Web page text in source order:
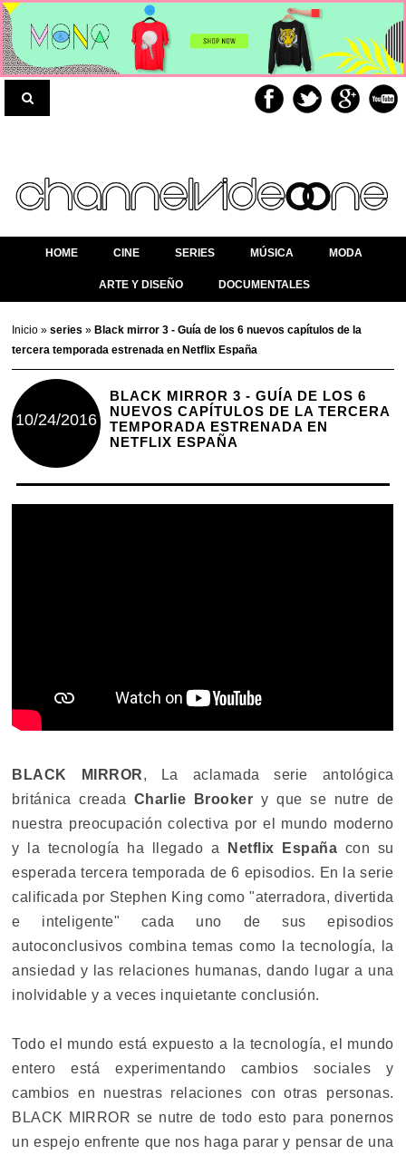
HOME CINE SERIES MÚSICA MODA
ARTE Y DISEÑO DOCUMENTALES
Inicio»series» Black mirror 3 - Guía de los 6 nuevos capítulos de la
tercera temporada estrenada en Netflix España
10/24/2016
BLACK MIRROR 3 - GUÍA DE LOS 6
NUEVOS CAPÍTULOS DE LA TERCERA
TEMPORADA ESTRENADA EN
NETFLIX ESPAÑA
BLACK MIRROR, La aclamada serie antológica
británica creada Charlie Brooker y que se nutre de
nuestra preocupación colectiva por el mundo moderno
y la tecnología ha llegado a
Netflix España con su
esperada tercera temporada de 6 episodios. En la serie
calificada por Stephen King como "aterradora, divertida
e inteligente" cada uno de sus episodios
autoconclusivos combina temas como la tecnología, la
ansiedad y las relaciones humanas, dando lugar a una
inolvidable y a veces inquietante conclusión.
Todo el mundo está expuesto a la tecnología, el mundo
entero está experimentando cambios sociales y
cambios en nuestras relaciones con otras personas.
BLACK MIRROR se nutre de todo esto para ponernos
un espejo enfrente que nos haga parar y pensar de una